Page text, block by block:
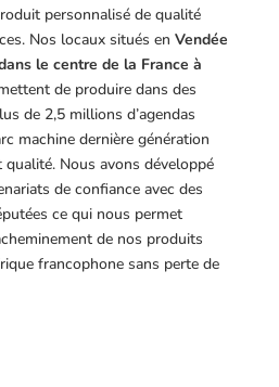
personnalisé de qualité
Nos locaux situés en Vendée
le centre de la France à
de produire dans des
de 2,5 millions d’agendas
machine dernière génération
Nous avons développé
de confiance avec des
ce qui nous permet
de nos produits
francophone sans perte de